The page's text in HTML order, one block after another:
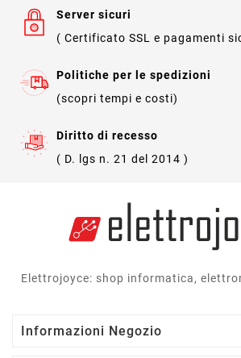
Server sicuri
( Certificato SSL e pagamenti
Politiche per le spedizioni
(scopri tempi e costi)
Diritto di recesso
( D. lgs n. 21 del 2014 )
Elettrojoyce: shop informatica,
Informazioni Negozio